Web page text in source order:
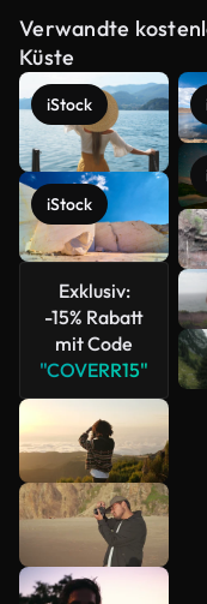
Verwandte
Küste
iStock
iStock
Exklusiv:
-15% Rabatt
mit Code
"COVERR15"